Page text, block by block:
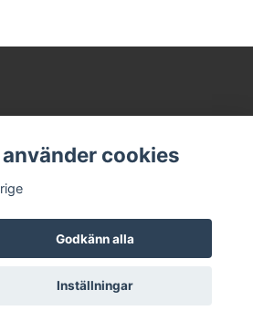
© Copyright HOOVES
cookies
Godkänn alla
Inställningar